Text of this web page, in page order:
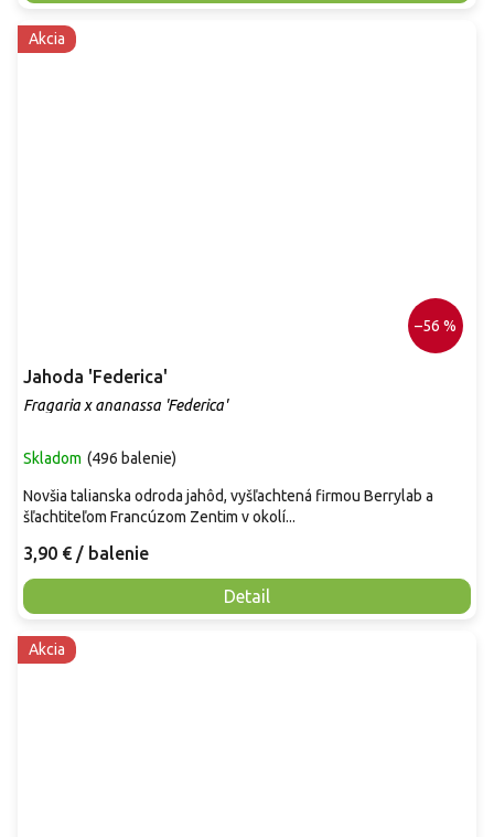
Akcia
–56 %
Jahoda 'Federica'
Fragaria x ananassa 'Federica'
Skladom (496 balenie)
3,90 € / balenie
Detail
Novšia talianska odroda jahôd, vyšľachtená firmou Berrylab a
šľachtiteľom Francúzom Zentim v okolí...
Akcia